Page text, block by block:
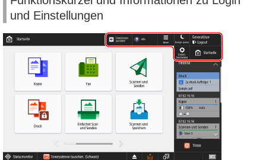
und Einstellungen